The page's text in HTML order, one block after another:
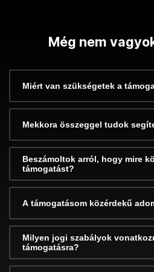
Még nem
Miért van szükségetek a
Mekkora összeggel tudok
Beszámoltok arról, hogy mire
támogatást?
A támogatásom közérdekű
Milyen jogi szabályok
támogatásra?